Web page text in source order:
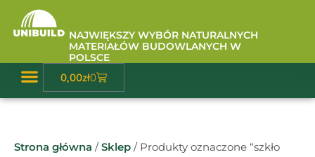
Przejdź
NAJWIĘKSZY WYBÓR NATURALNYCH
MATERIAŁÓW BUDOWLANYCH W
POLSCE
0,00zł0
Wózek
Strona główna /Sklep / Produkty oznaczone “szkło